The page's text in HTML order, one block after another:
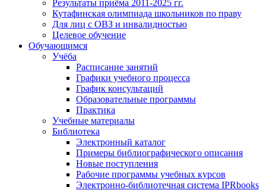
Результаты приёма 2011-2025 гг.
Кутафинская олимпиада школьников по праву
Для лиц с ОВЗ и инвалидностью
Целевое обучение
Обучающимся
Учёба
Расписание занятий
Графики учебного процесса
График консультаций
Образовательные программы
Практика
Учебные материалы
Библиотека
Электронный каталог
Примеры библиографического описания
Новые поступления
Рабочие программы учебных курсов
Электронно-библиотечная система IPRbooks